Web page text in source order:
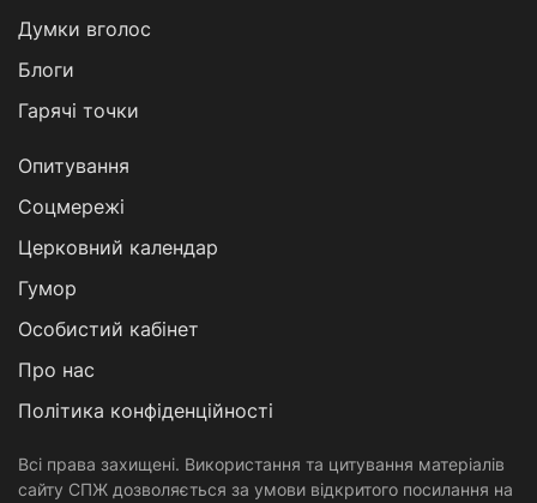
Думки вголос
Блоги
Гарячі точки
Опитування
Соцмережі
Церковний календар
Гумор
Особистий кабінет
Про нас
Політика конфіденційності
Всі права захищені. Використання та цитування матеріалів
сайту СПЖ дозволяється за умови відкритого посилання на